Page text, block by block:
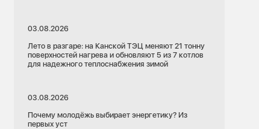
03.08.2026
Лето в разгаре: на Канской ТЭЦ меняют 21 тонну
поверхностей нагрева и обновляют 5 из 7 котлов
для надежного теплоснабжения зимой
03.08.2026
Почему молодёжь выбирает энергетику? Из
первых уст